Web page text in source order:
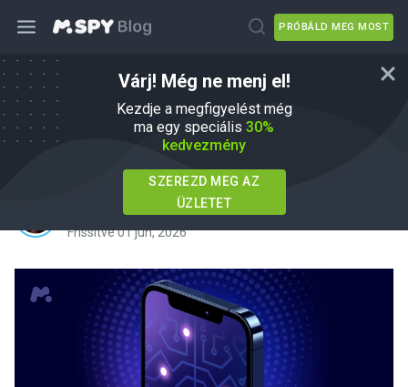
PRÓBÁLD MEG MOST
Várj! Még ne menj el!
Kezdje a megfigyelést még
ma egy speciális 30%
kedvezmény
SZEREZD MEG AZ
ÜZLETET
Hogyan működik az Eyezy: Mindent,
amit tudni akartál a felügyeleti
EbbenmSpy Alternatives
Frissítve 01 jún, 2026